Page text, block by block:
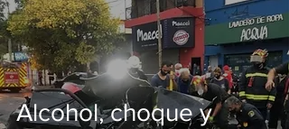
Alcohol, choque y